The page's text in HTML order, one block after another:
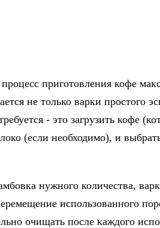
приготовления кофе
не только варки простого
- это загрузить кофе
(если необходимо), и
нужного количества,
использованного
очищать после каждого